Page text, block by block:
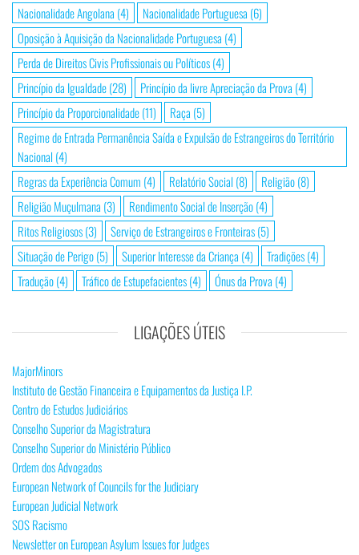
Nacionalidade Angolana (4) Nacionalidade Portuguesa (6)
Oposição à Aquisição da Nacionalidade Portuguesa (4)
Perda de Direitos Civis Profissionais ou Políticos(4)
Princípio da Igualdade(28) Princípio da livre Apreciação da Prova (4)
Princípio da Proporcionalidade(11) Raça (5)
Regime de Entrada Permanência Saída e Expulsão de Estrangeiros do Território
Nacional (4)
Regras da Experiência Comum (4) Relatório Social (8) Religião(8)
Religião Muçulmana (3) Rendimento Social de Inserção(4)
Ritos Religiosos(3) Serviço de Estrangeiros e Fronteiras(5)
Situação de Perigo(5) Superior Interesse da Criança (4) Tradições(4)
Tradução(4) Tráfico de Estupefacientes(4) Ónus da Prova (4)
LIGAÇÕES ÚTEIS
MajorMinors
Instituto de Gestão Financeira e Equipamentos da Justiça I.P.
Centro de Estudos Judiciários
Conselho Superior da Magistratura
Conselho Superior do Ministério Público
Ordem dos Advogados
European Network of Councils for the Judiciary
European Judicial Network
SOS Racismo
Newsletter on European Asylum Issues for Judges